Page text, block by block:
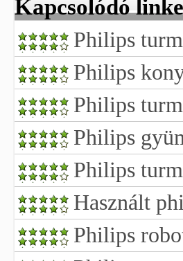
Kapcsolódó
Philips
Philips
Philips
Philips
Philips
Használt
Philips